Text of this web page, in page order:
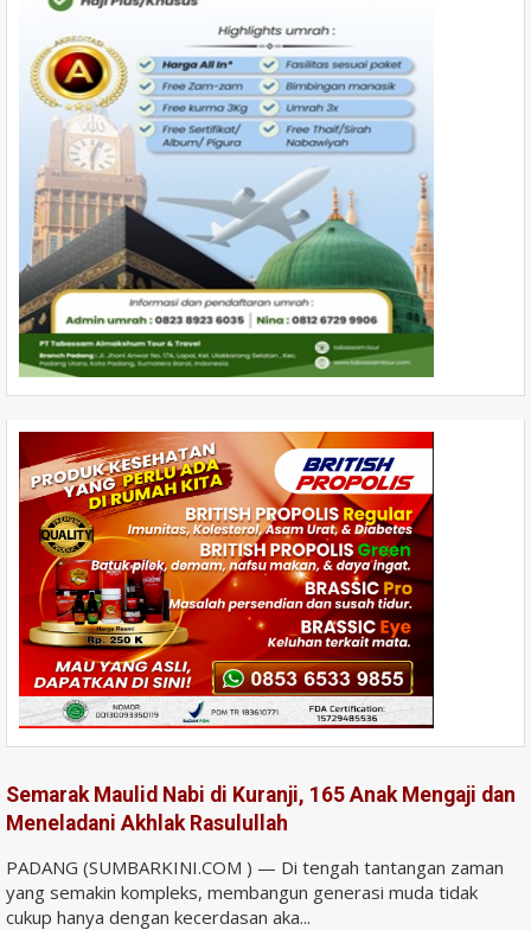
Semarak Maulid Nabi di Kuranji, 165 Anak Mengaji dan
Meneladani Akhlak Rasulullah
PADANG (SUMBARKINI.COM ) — Di tengah tantangan zaman
yang semakin kompleks, membangun generasi muda tidak
cukup hanya dengan kecerdasan aka...